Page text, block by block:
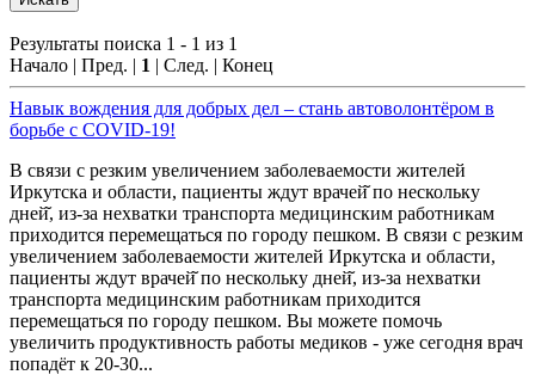
Результаты поиска 1 - 1 из 1
Начало | Пред. | 1 | След. | Конец
Навык вождения для добрых дел – стань автоволонтёром в
борьбе с COVID-19!
В связи с резким увеличением заболеваемости жителей
Иркутска и области, пациенты ждут врачей̆ по нескольку
дней̆, из-за нехватки транспорта медицинским работникам
приходится перемещаться по городу пешком. В связи с резким
увеличением заболеваемости жителей Иркутска и области,
пациенты ждут врачей̆ по нескольку дней̆, из-за нехватки
транспорта медицинским работникам приходится
перемещаться по городу пешком. Вы можете помочь
увеличить продуктивность работы медиков - уже сегодня врач
попадёт к 20-30...